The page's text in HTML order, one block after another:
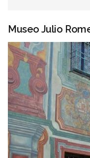
Museo Julio